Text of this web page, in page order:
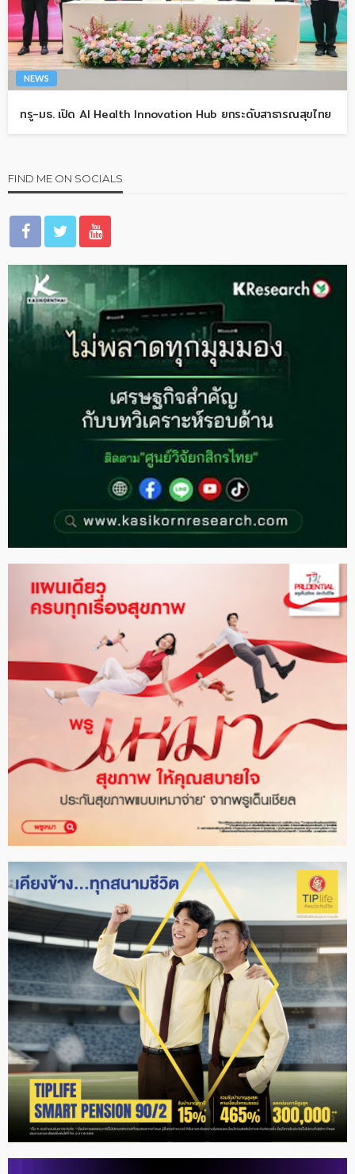
NEWS
ทรู-มธ. เปิด AI Health Innovation Hub ยกระดับสาธารณสุขไทย
FIND ME ON SOCIALS